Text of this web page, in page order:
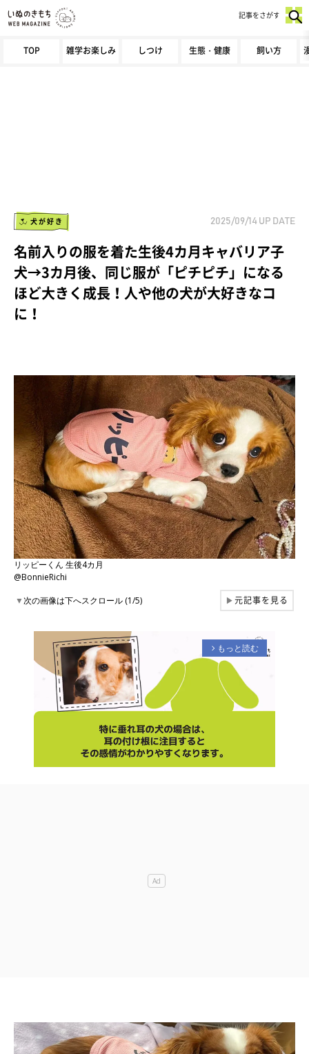
TOP 雑学お楽しみ しつけ 生態・健康 飼い方
記事をさがす
犬が好き 2025/09/14 UP DATE
名前入りの服を着た生後4カ月キャバリア子
犬→3カ月後、同じ服が「ピチピチ」になる
ほど大きく成長！人や他の犬が大好きなコ
に！
リッピーくん 生後4カ月
@BonnieRichi
▼次の画像は下へスクロール (1/5) ▶元記事を見る
arrow_forward_ios もっと読む